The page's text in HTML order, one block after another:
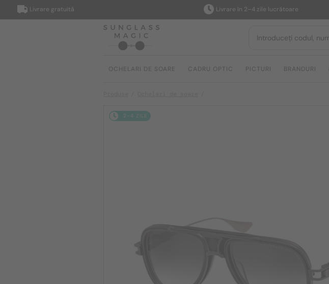
Livrare gratuită Livrare în 2–4 zile lucrătoare
OCHELARI DE SOARE CADRU OPTIC PICTURI BRANDURI
2-4 ZILE